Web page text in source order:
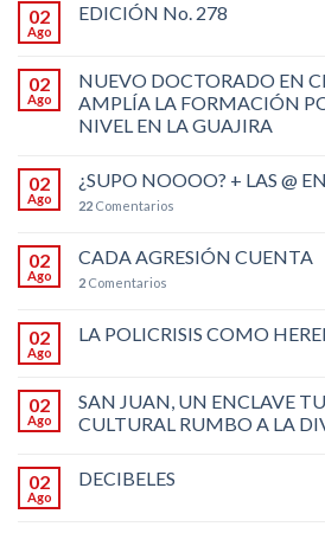
02
Ago
EDICIÓN No. 278
02
Ago
NUEVO DOCTORADO EN
AMPLÍA LA FORMACIÓN
NIVEL EN LA GUAJIRA
02
Ago
¿SUPO NOOOO? + LAS @
22 Comentarios
02
Ago
CADA AGRESIÓN CUENTA
2 Comentarios
02
Ago
LA POLICRISIS COMO
02
Ago
SAN JUAN, UN ENCLAVE
CULTURAL RUMBO A LA
02
Ago
DECIBELES